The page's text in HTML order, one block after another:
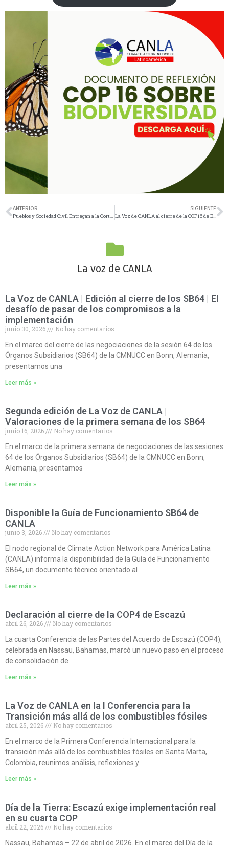
ANTERIOR
Pueblos y Sociedad Civil Entregan a la CorteIDH la “Declaración de Manaos” Urgiendo Aclarar Obligaciones de los Estados en la Emergencia Climática
SIGUIENTE
La Voz de CANLA al cierre de la COP16 de Biodiversidad
La voz de CANLA
La Voz de CANLA | Edición al cierre de los SB64 | El
desafío de pasar de los compromisos a la
implementación
junio 30, 2026
No hay comentarios
En el marco del cierre de las negociaciones de la sesión 64 de los
Órganos Subsidiarios (SB64) de la CMNUCC en Bonn, Alemania,
presentamos una
Leer más »
Segunda edición de La Voz de CANLA |
Valoraciones de la primera semana de los SB64
junio 16, 2026
No hay comentarios
En el marco de la primera semana de negociaciones de las sesiones
64 de los Órganos Subsidiarios (SB64) de la CMNUCC en Bonn,
Alemania, presentamos
Leer más »
Disponible la Guía de Funcionamiento SB64 de
CANLA
junio 3, 2026
No hay comentarios
El nodo regional de Climate Action Network para América Latina
(CANLA) informa la disponibilidad de la Guía de Funcionamiento
SB64, un documento técnico orientado al
Leer más »
Declaración al cierre de la COP4 de Escazú
abril 26, 2026
No hay comentarios
La cuarta Conferencia de las Partes del Acuerdo de Escazú (COP4),
celebrada en Nassau, Bahamas, marcó un nuevo paso en el proceso
de consolidación de
Leer más »
La Voz de CANLA en la I Conferencia para la
Transición más allá de los combustibles fósiles
abril 25, 2026
No hay comentarios
En el marco de la Primera Conferencia Internacional para la
transición más allá de los combustibles fósiles en Santa Marta,
Colombia, reunimos análisis, reflexiones y
Leer más »
Día de la Tierra: Escazú exige implementación real
en su cuarta COP
abril 22, 2026
No hay comentarios
Nassau, Bahamas – 22 de abril de 2026. En el marco del Día de la